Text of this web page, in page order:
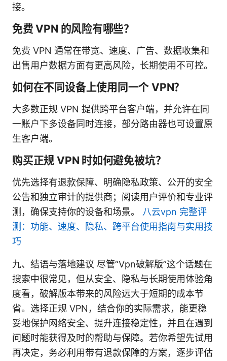
接。
免费 VPN 的风险有哪些？
免费 VPN 通常在带宽、速度、广告、数据收集和
出售用户数据方面有更高风险，长期使用不可控。
如何在不同设备上使用同一个 VPN？
大多数正规 VPN 提供跨平台客户端，并允许在同
一账户下多设备同时连接，部分路由器也可设置原
生客户端。
购买正规 VPN 时如何避免被坑？
优先选择有退款保障、明确隐私政策、公开的安全
公告和独立审计的提供商；阅读用户评价和专业评
测，确保支持你的设备和场景。 八云vpn 完整评
测：功能、速度、隐私、跨平台使用指南与实用技
巧
九、结语与落地建议 尽管“Vpn破解版”这个话题在
搜索中很常见，但从安全、隐私与长期使用体验角
度看，破解版本带来的风险远大于短期的成本节
省。选择正规 VPN，结合你的实际需求，能更稳
妥地保护网络安全、提升连接稳定性，并且在遇到
问题时能获得及时的帮助与保障。若你希望先试用
再决定，务必利用带有退款保障的方案，逐步评估